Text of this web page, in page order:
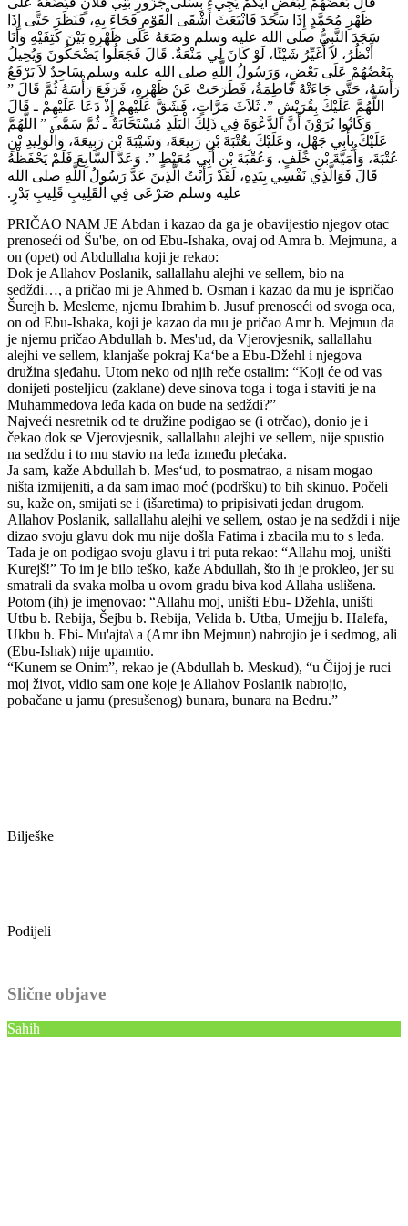
ظَهْرِ مُحَمَّدٍ إِذَا سَجَدَ فَانْبَعَثَ أَشْقَى الْقَوْمِ فَجَاءَ بِهِ، فَنَظَرَ حَتَّى إِذَا
سَجَدَ النَّبِيُّ صلى الله عليه وسلم وَضَعَهُ عَلَى ظَهْرِهِ بَيْنَ كَتِفَيْهِ وَأَنَا
أَنْظُرُ، لاَ أُغَيِّرُ شَيْئًا، لَوْ كَانَ لِي مَنْعَةٌ‏.‏ قَالَ فَجَعَلُوا يَضْحَكُونَ وَيُحِيلُ
بَعْضُهُمْ عَلَى بَعْضٍ، وَرَسُولُ اللَّهِ صلى الله عليه وسلم سَاجِدٌ لاَ يَرْفَعُ
رَأْسَهُ، حَتَّى جَاءَتْهُ فَاطِمَةُ، فَطَرَحَتْ عَنْ ظَهْرِهِ، فَرَفَعَ رَأْسَهُ ثُمَّ قَالَ ‏”‏
اللَّهُمَّ عَلَيْكَ بِقُرَيْشٍ ‏”‏‏.‏ ثَلاَثَ مَرَّاتٍ، فَشَقَّ عَلَيْهِمْ إِذْ دَعَا عَلَيْهِمْ ـ قَالَ
وَكَانُوا يُرَوْنَ أَنَّ الدَّعْوَةَ فِي ذَلِكَ الْبَلَدِ مُسْتَجَابَةٌ ـ ثُمَّ سَمَّى ‏”‏ اللَّهُمَّ
عَلَيْكَ بِأَبِي جَهْلٍ، وَعَلَيْكَ بِعُتْبَةَ بْنِ رَبِيعَةَ، وَشَيْبَةَ بْنِ رَبِيعَةَ، وَالْوَلِيدِ بْنِ
عُتْبَةَ، وَأُمَيَّةَ بْنِ خَلَفٍ، وَعُقْبَةَ بْنِ أَبِي مُعَيْطٍ ‏”‏‏.‏ وَعَدَّ السَّابِعَ فَلَمْ يَحْفَظْهُ
قَالَ فَوَالَّذِي نَفْسِي بِيَدِهِ، لَقَدْ رَأَيْتُ الَّذِينَ عَدَّ رَسُولُ اللَّهِ صلى الله
عليه وسلم صَرْعَى فِي الْقَلِيبِ قَلِيبِ بَدْرٍ‏.‏
PRIČAO NAM JE Abdan i kazao da ga je obavijestio njegov otac
prenoseći od Šu'be, on od Ebu-Ishaka, ovaj od Amra b. Mejmuna, a
on (opet) od Abdullaha koji je rekao:
Dok je Allahov Poslanik, sallallahu alejhi ve sellem, bio na
sedždi…, a pričao mi je Ahmed b. Osman i kazao da mu je ispričao
Šurejh b. Mesleme, njemu Ibrahim b. Jusuf prenoseći od svoga oca,
on od Ebu-Ishaka, koji je kazao da mu je pričao Amr b. Mejmun da
je njemu pričao Abdullah b. Mes'ud, da Vjerovjesnik, sallallahu
alejhi ve sellem, klanjaše pokraj Ka‘be a Ebu-Džehl i njegova
družina sjeđahu. Utom neko od njih reče ostalim: “Koji će od vas
donijeti posteljicu (zaklane) deve sinova toga i toga i staviti je na
Muhammedova leđa kada on bude na sedždi?”
Najveći nesretnik od te družine podigao se (i otrčao), donio je i
čekao dok se Vjerovjesnik, sallallahu alejhi ve sellem, nije spustio
na sedždu i to mu stavio na leđa između plećaka.
Ja sam, kaže Abdullah b. Mes‘ud, to posmatrao, a nisam mogao
ništa izmijeniti, a da sam imao moć (podršku) to bih skinuo. Počeli
su, kaže on, smijati se i (išaretima) to pripisivati jedan drugom.
Allahov Poslanik, sallallahu alejhi ve sellem, ostao je na sedždi i nije
dizao svoju glavu dok mu nije došla Fatima i zbacila mu to s leđa.
Tada je on podigao svoju glavu i tri puta rekao: “Allahu moj, uništi
Kurejš!” To im je bilo teško, kaže Abdullah, što ih je prokleo, jer su
smatrali da svaka molba u ovom gradu biva kod Allaha uslišena.
Potom (ih) je imenovao: “Allahu moj, uništi Ebu- Džehla, uništi
Utbu b. Rebija, Šejbu b. Rebija, Velida b. Utba, Umejju b. Halefa,
Ukbu b. Ebi- Mu'ajta\ a (Amr ibn Mejmun) nabrojio je i sedmog, ali
(Ebu-Ishak) nije upamtio.
“Kunem se Onim”, rekao je (Abdullah b. Meskud), “u Čijoj je ruci
moj život, vidio sam one koje je Allahov Poslanik nabrojio,
pobačane u jamu (presušenog) bunara, bunara na Bedru.”
Bilješke
Podijeli
Slične objave
Sahih